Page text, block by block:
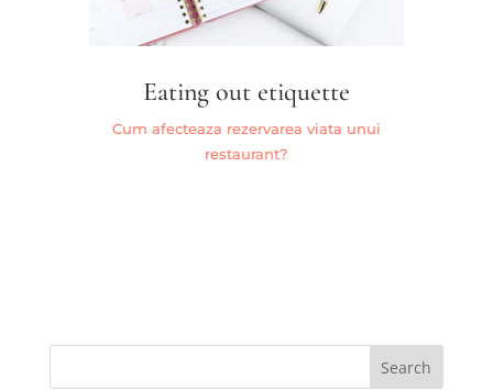
Eating out etiquette
Cum afecteaza rezervarea viata unui
restaurant?